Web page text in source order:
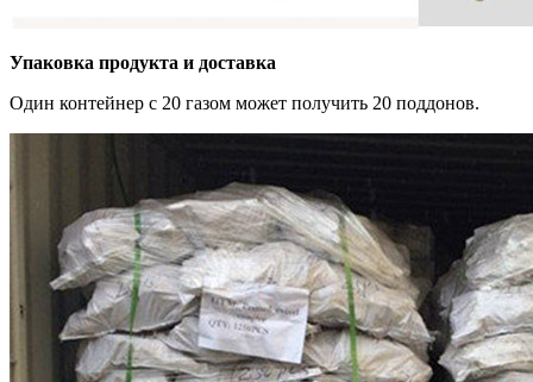
Упаковка продукта и доставка
Один контейнер с 20 газом может получить 20 поддонов.